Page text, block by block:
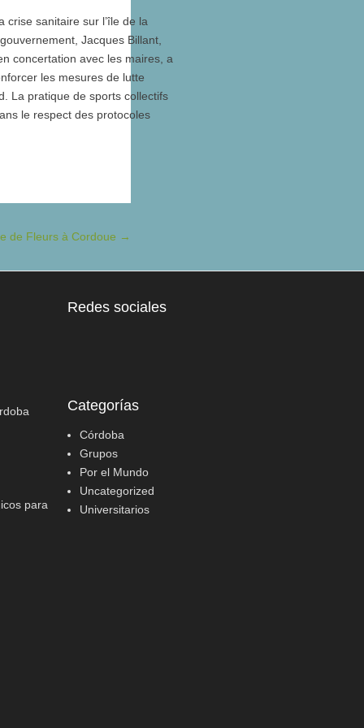
crise sanitaire sur l’île de la
Jacques Billant,
concertation avec les maires, a
les mesures de lutte
La pratique de sports collectifs
le respect des protocoles
de Fleurs à Cordoue →
para
Redes sociales
Categorías
Córdoba
Grupos
Por el Mundo
Uncategorized
Universitarios